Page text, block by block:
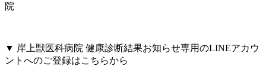
院
▼ 岸上獣医科病院 健康診断結果お知らせ専用のLINEアカウ
ントへのご登録はこちらから